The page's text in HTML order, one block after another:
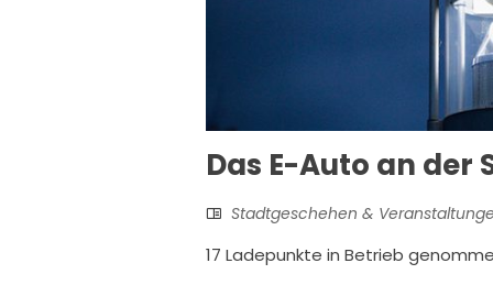
Das E-Auto an
Stadtgeschehen &
17 Ladepunkte in Betrieb